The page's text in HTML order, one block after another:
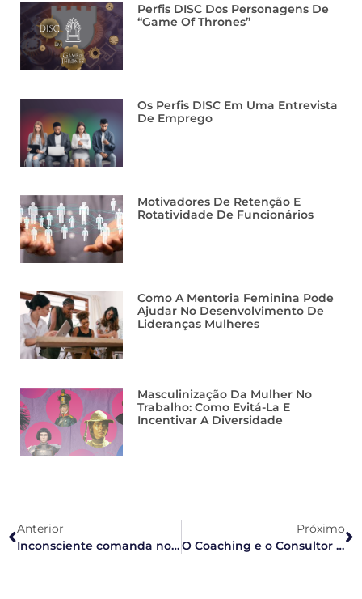
Perfis DISC Dos Personagens De
“Game Of Thrones”
Os Perfis DISC Em Uma Entrevista
De Emprego
Motivadores De Retenção E
Rotatividade De Funcionários
Como A Mentoria Feminina Pode
Ajudar No Desenvolvimento De
Lideranças Mulheres
Masculinização Da Mulher No
Trabalho: Como Evitá-La E
Incentivar A Diversidade
Anterior
Inconsciente comanda nossas decisões, mostram pesquisas
Próximo
O Coaching e o Consultor Interno de RH